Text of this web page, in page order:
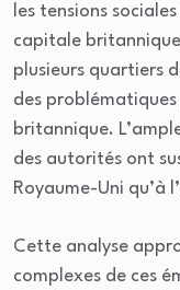
les tensions
capitale
plusieurs quartiers
des
britannique.
des autorités ont
Royaume-Uni qu’à
Cette analyse
complexes de ces